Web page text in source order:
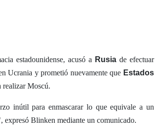
estadounidense, acusó a Rusia de efectuar
Ucrania y prometió nuevamente que Estados
realizar Moscú.
inútil para enmascarar lo que equivale a un
expresó Blinken mediante un comunicado.